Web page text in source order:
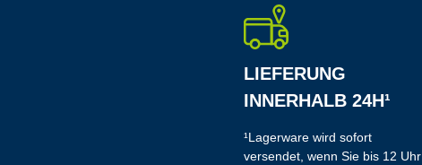
LIEFERUNG
INNERHALB 24H¹
¹Lagerware wird sofort
versendet, wenn Sie bis 12 Uhr